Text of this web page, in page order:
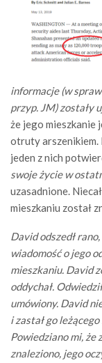
informacje (w
przyp. JM) zostały
że jego mieszkanie
otruty arszenikiem.
jeden z nich
swoje życie w
uzasadnione.
mieszkaniu został
David odszedł
wiadomość o jego
mieszkaniu. David
oddychał.
umówiony. David
i zastał go
Powiedziano mi, że
znaleziono, jego